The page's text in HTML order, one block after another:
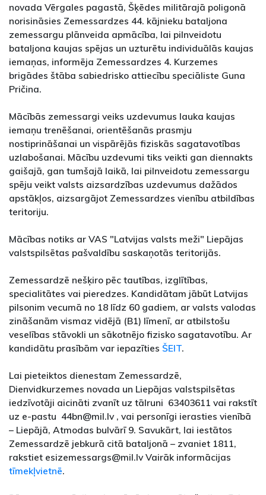
novada Vērgales pagastā, Šķēdes militārajā poligonā
norisināsies Zemessardzes 44. kājnieku bataljona
zemessargu plānveida apmācība, lai pilnveidotu
bataljona kaujas spējas un uzturētu individuālās kaujas
iemaņas, informēja Zemessardzes 4. Kurzemes
brigādes štāba sabiedrisko attiecību speciāliste Guna
Pričina.
Mācībās zemessargi veiks uzdevumus lauka kaujas
iemaņu trenēšanai, orientēšanās prasmju
nostiprināšanai un vispārējās fiziskās sagatavotības
uzlabošanai. Mācību uzdevumi tiks veikti gan diennakts
gaišajā, gan tumšajā laikā, lai pilnveidotu zemessargu
spēju veikt valsts aizsardzības uzdevumus dažādos
apstākļos, aizsargājot Zemessardzes vienību atbildības
teritoriju.
Mācības notiks ar VAS "Latvijas valsts meži" Liepājas
valstspilsētas pašvaldību saskaņotās teritorijās.
Zemessardzē nešķiro pēc tautības, izglītības,
specialitātes vai pieredzes. Kandidātam jābūt Latvijas
pilsonim vecumā no 18 līdz 60 gadiem, ar valsts valodas
zināšanām vismaz vidējā (B1) līmenī, ar atbilstošu
veselības stāvokli un sākotnējo fizisko sagatavotību. Ar
kandidātu prasībām var iepazīties ŠEIT.
Lai pieteiktos dienestam Zemessardzē,
Dienvidkurzemes novada un Liepājas valstspilsētas
iedzīvotāji aicināti zvanīt uz tālruni 63403611 vai rakstīt
uz e-pastu 44bn@mil.lv , vai personīgi ierasties vienībā
– Liepājā, Atmodas bulvārī 9. Savukārt, lai iestātos
Zemessardzē jebkurā citā bataljonā – zvaniet 1811,
rakstiet esizemessargs@mil.lv Vairāk informācijas
tīmekļvietnē.